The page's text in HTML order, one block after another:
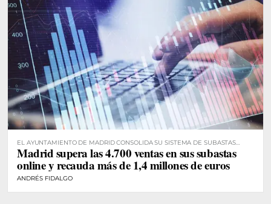
EL AYUNTAMIENTO DE MADRID CONSOLIDA SU SISTEMA DE SUBASTAS
DIGITALES
Madrid supera las 4.700 ventas en sus subastas
online y recauda más de 1,4 millones de euros
ANDRÉS FIDALGO